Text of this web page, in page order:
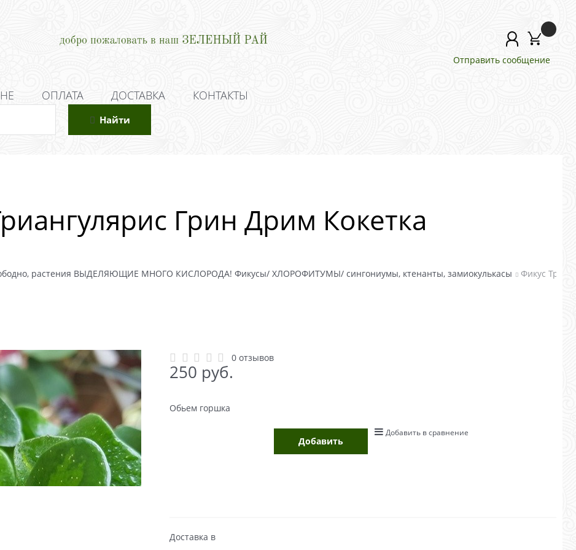
Отправить сообщение
ОПЛАТА ДОСТАВКА КОНТАКТЫ
Найти
Грин Дрим Кокетка
растения ВЫДЕЛЯЮЩИЕ МНОГО КИСЛОРОДА! Фикусы/ ХЛОРОФИТУМЫ/ сингониумы, ктенанты, замиокулькасы Фикус
0 отзывов
250 руб.
Обьем горшка
Добавить
Добавить в сравнение
Доставка в